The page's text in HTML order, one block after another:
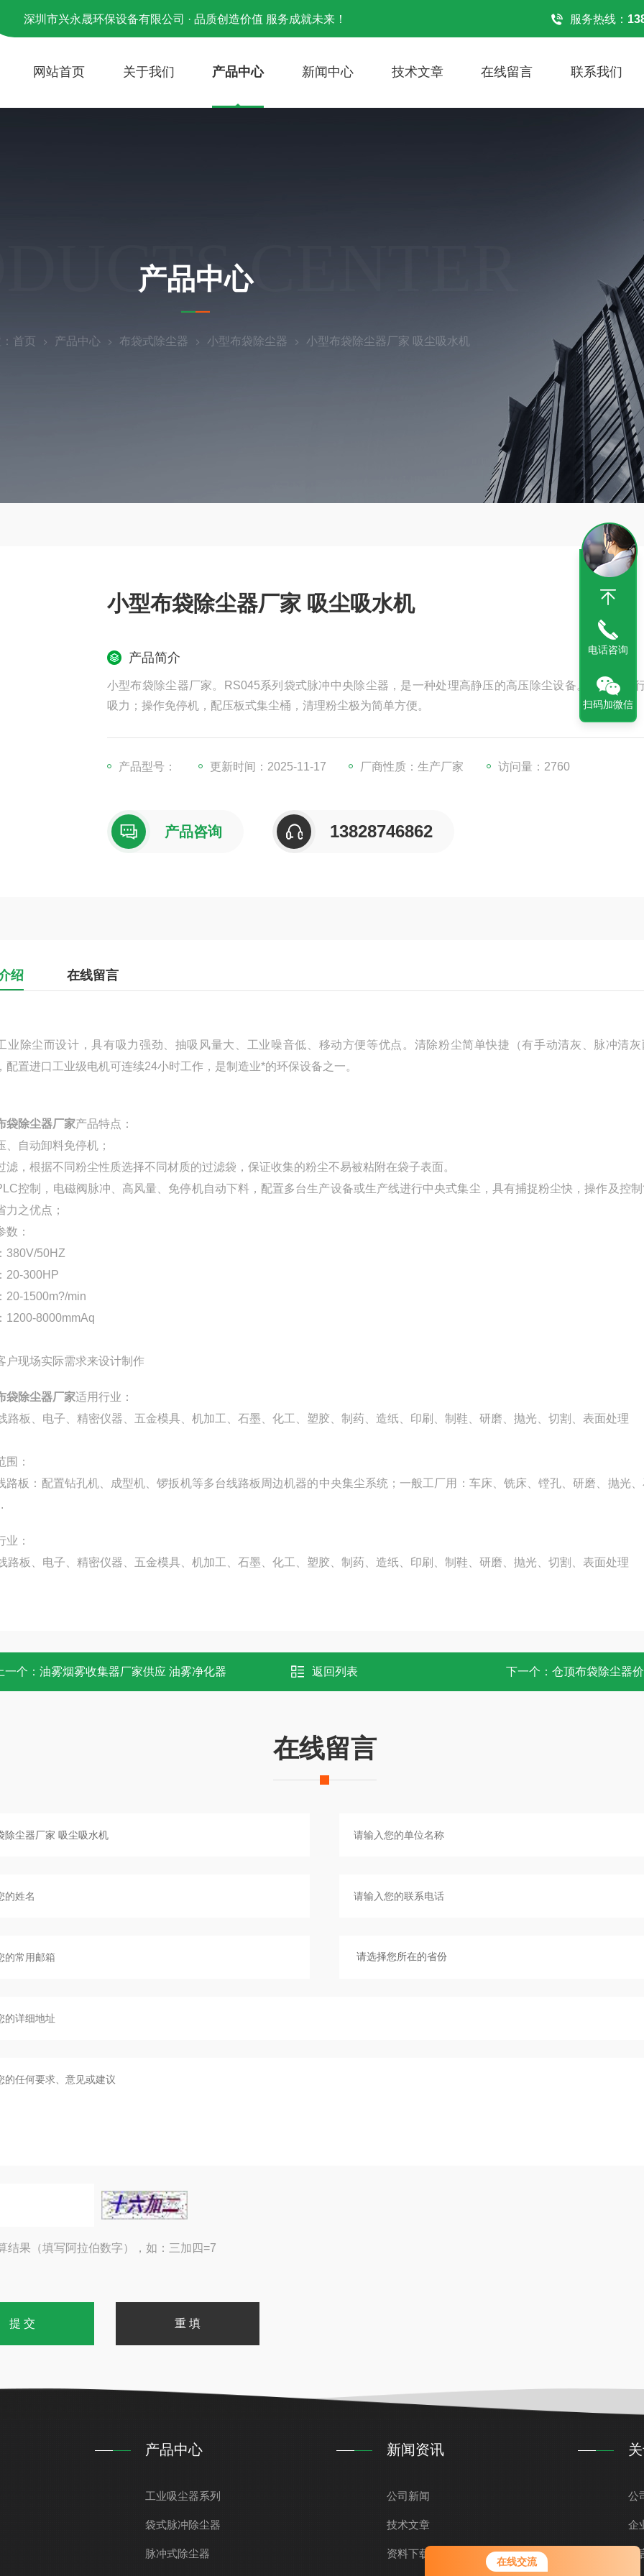
在线交流
深圳市兴永晟环保设备有限公司 · 品质创造价值 服务成就未来！ 服务热线：
网站首页 关于我们 产品中心 新闻中心 技术文章 在线留言 联系我们
CENTER
产品中心
首页 产品中心 布袋式除尘器 小型布袋除尘器 小型布袋除尘器厂家 吸尘吸水机
小型布袋除尘器厂家 吸尘吸水机
产品简介
小型布袋除尘器厂家。RS045系列袋式脉冲中央除尘器，是一种处理高静压的高压除尘设备。可持续进
吸力；操作免停机，配压板式集尘桶，清理粉尘极为简单方便。
产品型号： 更新时间：2025-11-17 厂商性质：生产厂家 访问量：2760
产品咨询 13828746862
绍 在线留言
业除尘而设计，具有吸力强劲、抽吸风量大、工业噪音低、移动方便等优点。清除粉尘简单快捷（有手动清灰、脉冲清灰
配置进口工业级电机可连续24小时工作，是制造业*的环保设备之一。
袋除尘器厂家产品特点：
、自动卸料免停机；
滤，根据不同粉尘性质选择不同材质的过滤袋，保证收集的粉尘不易被粘附在袋子表面。
控制，电磁阀脉冲、高风量、免停机自动下料，配置多台生产设备或生产线进行中央式集尘，具有捕捉粉尘快，操作及控
力之优点；
数：
380V/50HZ
20-300HP
20-1500m?/min
1200-8000mmAq
户现场实际需求来设计制作
袋除尘器厂家适用行业：
路板、电子、精密仪器、五金模具、机加工、石墨、化工、塑胶、制药、造纸、印刷、制鞋、研磨、抛光、切割、表面处理
围：
路板：配置钻孔机、成型机、锣扳机等多台线路板周边机器的中央集尘系统；一般工厂用：车床、铣床、镗孔、研磨、抛光
业：
路板、电子、精密仪器、五金模具、机加工、石墨、化工、塑胶、制药、造纸、印刷、制鞋、研磨、抛光、切割、表面处理
一个： 油雾烟雾收集器厂家供应 油雾净化器 返回列表 下一个： 仓顶布袋除尘器
在线留言
结果（填写阿拉伯数字），如：三加四=7
产品中心
工业吸尘器系列
袋式脉冲除尘器
脉冲式除尘器
新闻资讯
公司新闻
技术文章
资料下载
公
企
电话咨询
扫码加微信